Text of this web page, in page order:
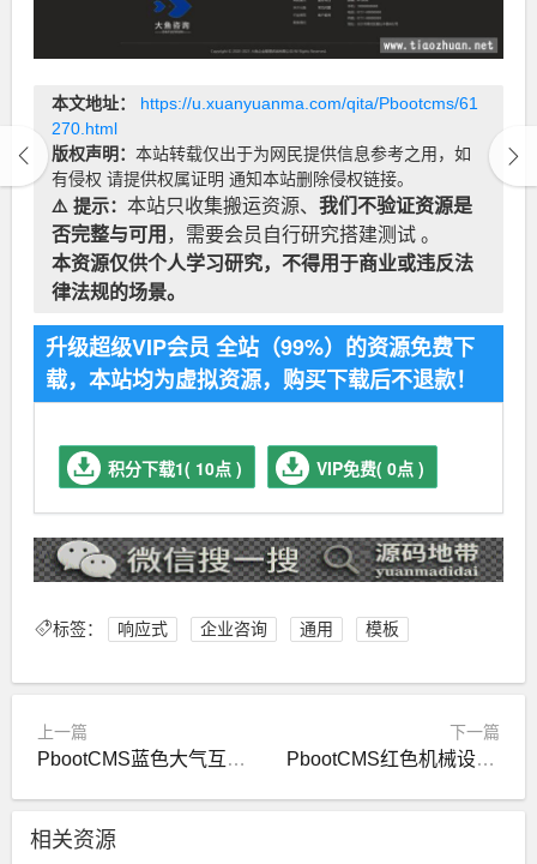
本文地址：
https://u.xuanyuanma.com/qita/Pbootcms/61
270.html
版权声明： 本站转载仅出于为网民提供信息参考之用，如
有侵权 请提供权属证明 通知本站删除侵权链接。
⚠️ 提示： 本站只收集搬运资源、 我们不验证资源是
否完整与可用 ，需要会员自行研究搭建测试 。
本资源仅供个人学习研究，不得用于商业或违反法
律法规的场景。
升级超级VIP会员 全站（99%）的资源免费下
载，本站均为虚拟资源，购买下载后不退款！
积分下载1( 10点 ) VIP免费( 0点 )
标签： 响应式 企业咨询 通用 模板
上一篇
PbootCMS蓝色大气互联网工业品牌联盟官网模板
下一篇
PbootCMS红色机械设备企业网站PC端模板（简/繁）
相关资源